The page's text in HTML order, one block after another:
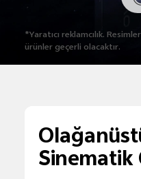
*Yaratıcı reklamcılık.
ürünler geçerli olacaktır.
Sinematik